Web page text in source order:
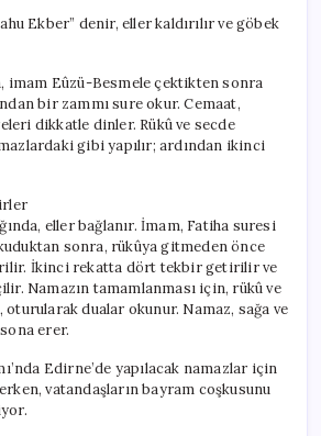
Ekber” denir, eller kaldırılır ve göbek
imam Eûzü-Besmele çektikten sonra
bir zammı sure okur. Cemaat,
dikkatle dinler. Rükû ve secde
gibi yapılır; ardından ikinci
eller bağlanır. İmam, Fatiha suresi
sonra, rükûya gitmeden önce
İkinci rekatta dört tekbir getirilir ve
Namazın tamamlanması için, rükû ve
dualar okunur. Namaz, sağa ve
erer.
Edirne’de yapılacak namazlar için
vatandaşların bayram coşkusunu